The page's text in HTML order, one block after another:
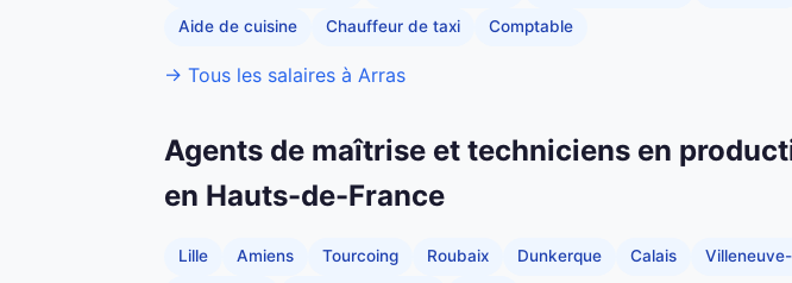
Aide de cuisine Chauffeur de taxi Comptable
→ Tous les salaires à Arras
Agents de maîtrise et techniciens en
en Hauts-de-France
Lille Amiens Tourcoing Roubaix Dunkerque Calais